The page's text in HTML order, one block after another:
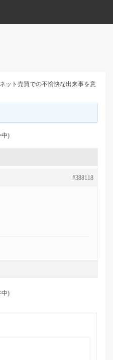
ネット売買での不愉快な出来事を意
中)
#388118
中)